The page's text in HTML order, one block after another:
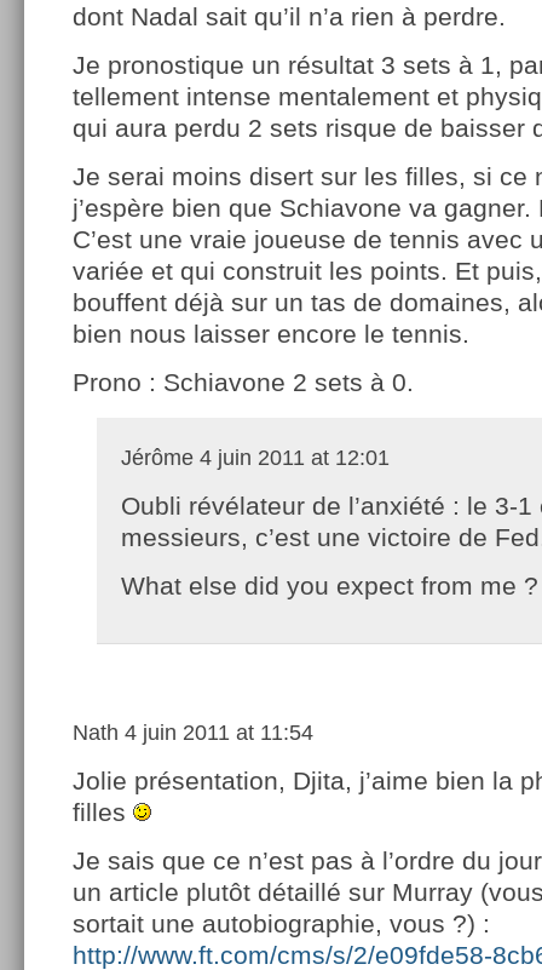
dont Nadal sait qu’il n’a rien à perdre.
Je pronostique un résultat 3 sets à 1,
tellement intense mentalement et
qui aura perdu 2 sets risque de baisser
Je serai moins disert sur les filles, si ce
j’espère bien que Schiavone va
C’est une vraie joueuse de tennis avec
variée et qui construit les points. Et
bouffent déjà sur un tas de domaines,
bien nous laisser encore le tennis.
Prono : Schiavone 2 sets à 0.
Jérôme 4 juin 2011 at 12:01
Oubli révélateur de l’anxiété : le 3-1
messieurs, c’est une victoire de
What else did you expect from me
Nath 4 juin 2011 at 11:54
Jolie présentation, Djita, j’aime bien la
filles
Je sais que ce n’est pas à l’ordre du
un article plutôt détaillé sur Murray
sortait une autobiographie, vous ?) :
http://www.ft.com/cms/s/2/e09fde58-